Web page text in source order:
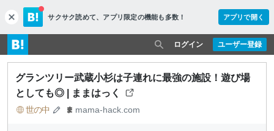
c
l
o
s
e
サクサク読めて、 アプリ限定の機能も多数！ アプリで開く
ユーザー登録
ログイン
グランツリー武蔵小杉は子連れに最強の施設！遊び場
としても◎ | ままはっく
世の中 mama-hack.com